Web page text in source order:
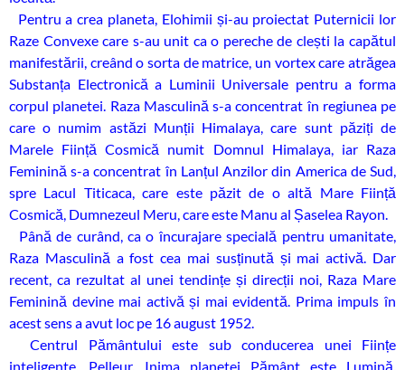
Pentru a crea planeta, Elohimii și-au proiectat Puternicii lor
Raze Convexe care s-au unit ca o pereche de clești la capătul
manifestării, creând o sorta de matrice, un vortex care atrăgea
Substanța Electronică a Luminii Universale pentru a forma
corpul planetei. Raza Masculină s-a concentrat în regiunea pe
care o numim astăzi Munții Himalaya, care sunt păziți de
Marele Ființă Cosmică numit Domnul Himalaya, iar Raza
Feminină s-a concentrat în Lanțul Anzilor din America de Sud,
spre Lacul Titicaca, care este păzit de o altă Mare Ființă
Cosmică, Dumnezeul Meru, care este Manu al Șaselea Rayon.
Până de curând, ca o încurajare specială pentru umanitate,
Raza Masculină a fost cea mai susținută și mai activă. Dar
recent, ca rezultat al unei tendințe și direcții noi, Raza Mare
Feminină devine mai activă și mai evidentă. Prima impuls în
acest sens a avut loc pe 16 august 1952.
Centrul Pământului este sub conducerea unei Ființe
inteligente, Pelleur. Inima planetei Pământ este Lumină.